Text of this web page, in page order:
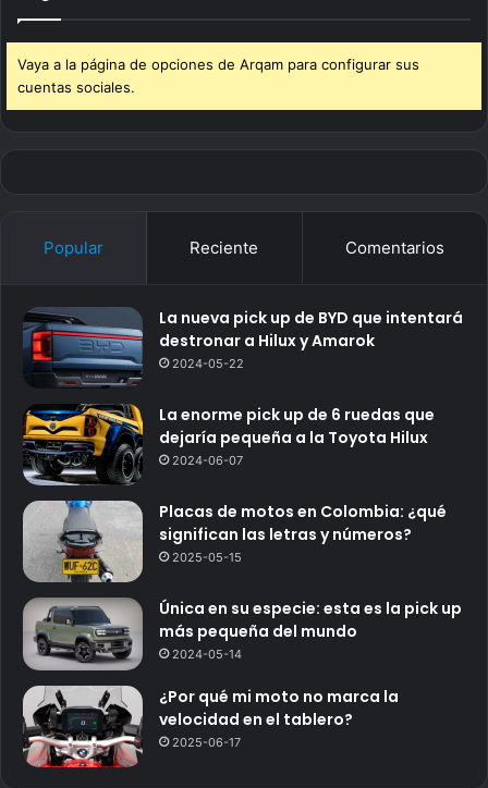
Vaya a la página de opciones de Arqam para configurar sus
cuentas sociales.
Popular Reciente Comentarios
La nueva pick up de BYD que intentará
destronar a Hilux y Amarok
2024-05-22
La enorme pick up de 6 ruedas que
dejaría pequeña a la Toyota Hilux
2024-06-07
Placas de motos en Colombia: ¿qué
significan las letras y números?
2025-05-15
Única en su especie: esta es la pick up
más pequeña del mundo
2024-05-14
¿Por qué mi moto no marca la
velocidad en el tablero?
2025-06-17